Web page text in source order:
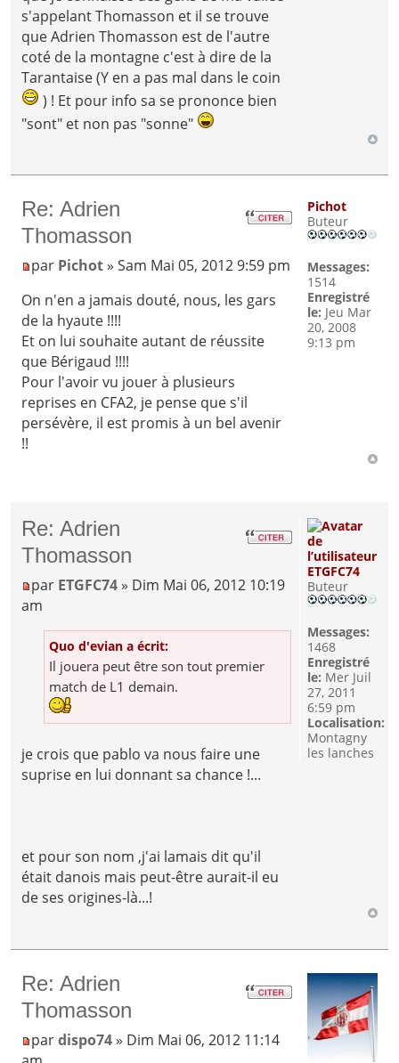
s'appelant Thomasson et il se trouve
que Adrien Thomasson est de l'autre
coté de la montagne c'est à dire de la
Tarantaise (Y en a pas mal dans le coin
) ! Et pour info sa se prononce bien
"sont" et non pas "sonne"
Re: Adrien
Thomasson
par Pichot» Sam Mai 05, 2012 9:59 pm
On n'en a jamais douté, nous, les gars
de la hyaute !!!!
Et on lui souhaite autant de réussite
que Bérigaud !!!!
Pour l'avoir vu jouer à plusieurs
reprises en CFA2, je pense que s'il
persévère, il est promis à un bel avenir
!!
Pichot
Buteur
Messages:
1514
Enregistré
le: Jeu Mar
20, 2008
9:13 pm
Re: Adrien
Thomasson
par ETGFC74 » Dim Mai 06, 2012 10:19
am
Quo d'evian a écrit:
Il jouera peut être son tout premier
match de L1 demain.
je crois que pablo va nous faire une
suprise en lui donnant sa chance !...
et pour son nom ,j'ai lamais dit qu'il
était danois mais peut-être aurait-il eu
de ses origines-là...!
ETGFC74
Buteur
Messages:
1468
Enregistré
le: Mer Juil
27, 2011
6:59 pm
Localisation:
Montagny
les lanches
Re: Adrien
Thomasson
pardispo74» Dim Mai 06, 2012 11:14